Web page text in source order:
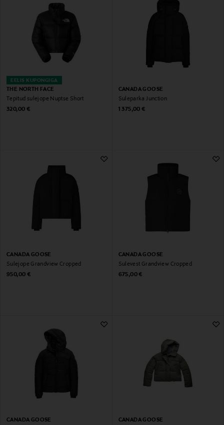
EELIS KUPONGIGA
THE NORTH FACE
Tepitud sulejope Nuptse Short
Original Price
320,00 €
CANADA GOOSE
Suleparka Junction
Original Price
1 375,00 €
CANADA GOOSE
Sulejope Grandview Cropped
Original Price
950,00 €
CANADA GOOSE
Sulevest Grandview Cropped
Original Price
675,00 €
CANADA GOOSE
CANADA GOOSE